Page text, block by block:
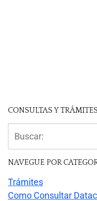
CONSULTAS Y TRÁMITES
NAVEGUE POR
Trámites
Como Consultar